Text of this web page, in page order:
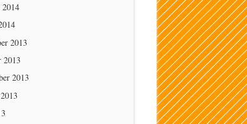
2014
2013
2013
2013